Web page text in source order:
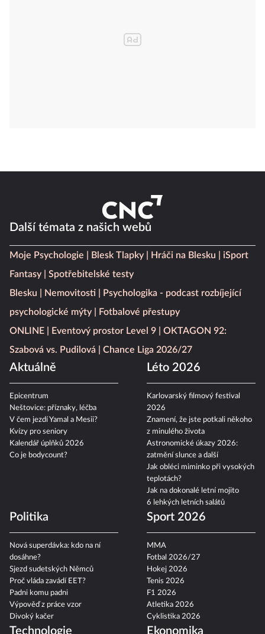
Další témata z našich webů
Moje Psychologie Blesk Tlapky Hráči na Blesku
iSport
Fantasy
Spotřebitelské testy
Blesku
Nemovitosti
Psychologika - podcast rozbíjející
psychologické mýty
Fotbalové přestupy
ONLINE
Eventový prostor Level 9
OKTAGON 92:
Szabová vs. Pudilová
Chance Liga 2026/27
Aktuálně
Epicentrum
Neštovice: příznaky, léčba
V čem jezdí Yamal a Mesii?
Kvízy pro seniory
Kalendář úplňků 2026
Co je bodycount?
Léto 2026
Karlovarský filmový festival
2026
Znamení, že jste potkali někoho
z minulého života
Astronomické úkazy 2026:
zatmění slunce a další
Jak obléci miminko při vysokých
teplotách?
Jak na dokonalé letní mojito
6 lehkých letních salátů
Politika
Nová superdávka: kdo na ní
dosáhne?
Sjezd sudetských Němců
Proč vláda zavádí EET?
Padni komu padni
Výpověď z práce vzor
Divoký kačer
Sport 2026
MMA
Fotbal 2026/27
Hokej 2026
Tenis 2026
F1 2026
Atletika 2026
Cyklistika 2026
Technologie Ekonomika